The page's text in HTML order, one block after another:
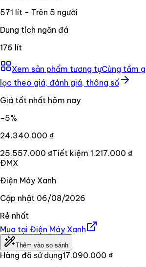
571 lít - Trên 5 người
Dung tích ngăn đá
176 lít
Xem sản phẩm tương tựCùng tầm
lọc theo giá, đánh giá, thông số
Giá tốt nhất hôm nay
−5%
24.340.000 ₫
25.557.000 ₫Tiết kiệm 1.217.000 ₫
ĐMX
Điện Máy Xanh
Cập nhật 06/08/2026
Rẻ nhất
Mua tại Điện Máy Xanh
Thêm vào so sánh
Hàng đã sử dụng17.090.000 ₫